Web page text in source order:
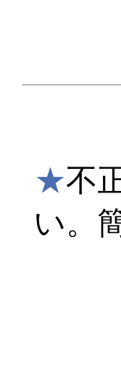
★不
い。